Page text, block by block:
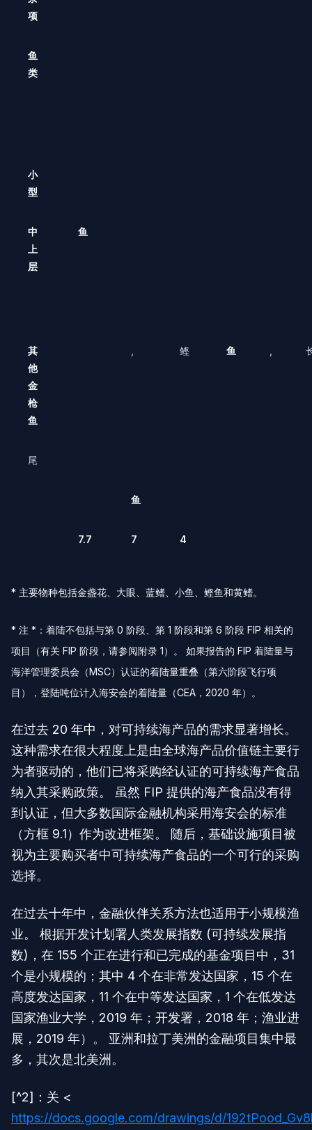
项
鱼
类
小
型
中
上
层
鱼
其
他
金
枪
鱼
鲣 鱼
尾
鱼
7.7 7 4
* 主要物种包括金盏花、大眼、蓝鳍、小鱼、鲣鱼和黄鳍。
* 注 *：着陆不包括与第 0 阶段、第 1 阶段和第 6 阶段 FIP 相关的
项目（有关 FIP 阶段，请参阅附录 1）。 如果报告的 FIP 着陆量与
海洋管理委员会（MSC）认证的着陆量重叠（第六阶段飞行项
目），登陆吨位计入海安会的着陆量（CEA，2020 年）。
在过去 20 年中，对可持续海产品的需求显著增长。
这种需求在很大程度上是由全球海产品价值链主要行
为者驱动的，他们已将采购经认证的可持续海产食品
纳入其采购政策。 虽然 FIP 提供的海产食品没有得
到认证，但大多数国际金融机构采用海安会的标准
（方框 9.1）作为改进框架。 随后，基础设施项目被
视为主要购买者中可持续海产食品的一个可行的采购
选择。
在过去十年中，金融伙伴关系方法也适用于小规模渔
业。 根据开发计划署人类发展指数 (可持续发展指
数)，在 155 个正在进行和已完成的基金项目中，31
个是小规模的；其中 4 个在非常发达国家，15 个在
高度发达国家，11 个在中等发达国家，1 个在低发达
国家渔业大学，2019 年；开发署，2018 年；渔业进
展，2019 年）。 亚洲和拉丁美洲的金融项目集中最
多，其次是北美洲。
[^2]：关 <
https://docs.google.com/drawings/d/